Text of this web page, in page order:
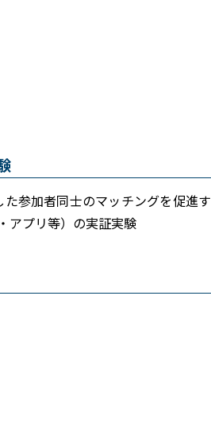
た参加者同士のマッチングを促進す
アプリ等）の実証実験